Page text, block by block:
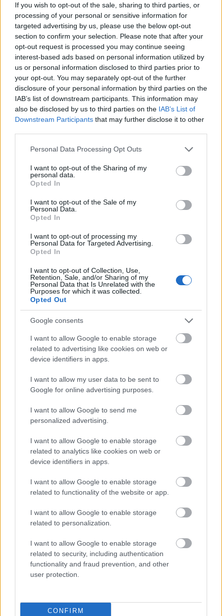
If you wish to opt-out of the sale, sharing to third parties, or
processing of your personal or sensitive information for
targeted advertising by us, please use the below opt-out
section to confirm your selection. Please note that after your
opt-out request is processed you may continue seeing
interest-based ads based on personal information utilized by
us or personal information disclosed to third parties prior to
your opt-out. You may separately opt-out of the further
disclosure of your personal information by third parties on the
IAB’s list of downstream participants. This information may
also be disclosed by us to third parties on the IAB’s List of
Downstream Participants that may further disclose it to other
Please note that this website/app uses one or more Google
not limited to your visit or usage behaviour. You may click to
grant or deny consent to Google and its third-party tags to
use your data for below specified purposes in below Google
consent section.
Personal Data Processing Opt Outs
I want to opt-out of the Sharing of my
personal data.
Opted In
I want to opt-out of the Sale of my
Personal Data.
Opted In
I want to opt-out of processing my
Personal Data for Targeted Advertising.
Opted In
I want to opt-out of Collection, Use,
Retention, Sale, and/or Sharing of my
Personal Data that Is Unrelated with the
Purposes for which it was collected.
Opted Out
Google consents
I want to allow Google to enable storage
related to advertising like cookies on web or
device identifiers in apps.
I want to allow my user data to be sent to
Google for online advertising purposes.
I want to allow Google to send me
personalized advertising.
I want to allow Google to enable storage
related to analytics like cookies on web or
device identifiers in apps.
I want to allow Google to enable storage
related to functionality of the website or app.
I want to allow Google to enable storage
related to personalization.
I want to allow Google to enable storage
related to security, including authentication
functionality and fraud prevention, and other
user protection.
CONFIRM
Despina folyamatosan ostromolja két kisasszonyt,
hogy szerelmet könnyedén kell felfogni és ki kell
használni minden percét. Szavainak nem is marad el
hatása. A lányok megállapodnak, hogy bári is
történik majd, mindenért a szobalányt teszik majd
felelőssé. Miután ezt eldöntötték megbeszélik
egymás között, hogy ki melyik legényt választja
partnereként. Fiordiligi Dorabella vőlegényét
szeretné maga mellé tudni. Dorabella pedig
Fiordiligi mátkájával kacérkodik. Dorabella és
Guglielmo hamar egymásra találnak, mely szívtépő
fájdalmat okoz szegény Ferrandonak, hiszen az ő
menyasszonya lett hűtlen. Guglielmo viszont boldog
és nyugodt, hogy az ő szeremese, Fiordiligi
egyenlőre. Hamarosan azonban Guglielmo
lelkesedése is alábbhagy. Fiordiligi ugyanis
idegent. Despina gratulál a két férfinak és közli
velük, hogy úrnői hajlandóak örök hűséget fogadni
nekik. Megkezdődik az esküvői ünnepség,
megjelenik a jegyző, aki természetesen nem más,
mint az ismét álruhába bújt szobalány. Már
készülődnek a boldogító igenre. Ekkor az utca felől
katonainduló hallatszik. Visszatértek a harcosok a
csatatérről. A két rejtelmes idegen férjjelölt eltűnik
és levetik a maskarát, melyet magukra öltöttek. Ez
után már mint Guglielmo és Ferrando térnek vissza.
Első gondolatuk a bosszú. A két testvér teljesen
kétségbe van esve. Nem tudták mitévők legyenek. A
két férfi leleplezik magukat menyasszonyaik előtt és
bevallják, hogy a két idegent ők játszották el. Az
opera vége természetesen pozitív irányba vesz
fordulatot. Ki-ki visszatér régi szerelméhez és
minden jóra fordul.
szövegkönyvet. Zenéje folyamatosan szórakoztató és
mosolyt csal a hallgató arcára. Már maga az
is, hogy a "hangszerek beszélgetése." Az oboa
elkezdi, majd neki válaszol a fuvola, belép a fagott
és így tovább. Szinte már már látszik a zene
Wolfgang
Amadeus